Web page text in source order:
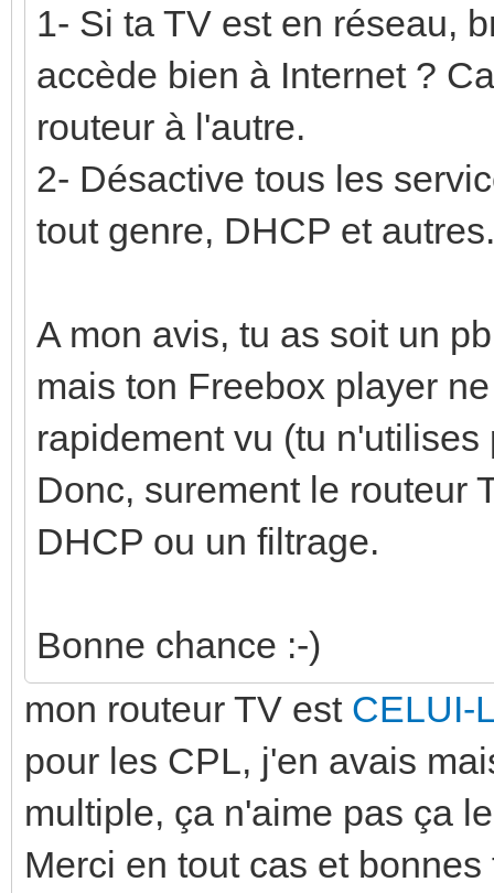
1- Si ta TV est en réseau,
accède bien à Internet ?
routeur à l'autre.
2- Désactive tous les
tout genre, DHCP et
A mon avis, tu as soit un
mais ton Freebox player
rapidement vu (tu
Donc, surement le routeur
DHCP ou un filtrage.
Bonne chance :-)
mon routeur TV est CELUI-
pour les CPL, j'en avais
multiple, ça n'aime pas ça
Merci en tout cas et